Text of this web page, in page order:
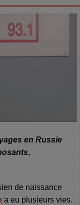
en Russie
,
de naissance
a eu plusieurs vies.